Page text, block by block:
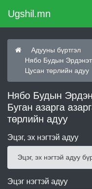
Ugshil.mn
Адууны бүртгэл
Нябо Будын
Цусан төрлийн адуу
Нябо Будын
Буган азарга
төрлийн адуу
Эцэг, эх нэгтэй адуу
Эцэг, эх нэгтэй адуу
Эцэг нэгтэй адуу